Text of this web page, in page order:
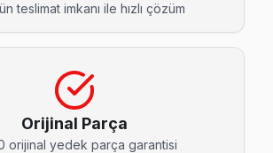
Toshiba TV servisi için ön
Toshiba Servis
Toshiba TV ekranında çizgi, donma ya
Servis →
teslimat imkanı ile hızlı çözüm
Orijinal Parça
orijinal yedek parça garantisi